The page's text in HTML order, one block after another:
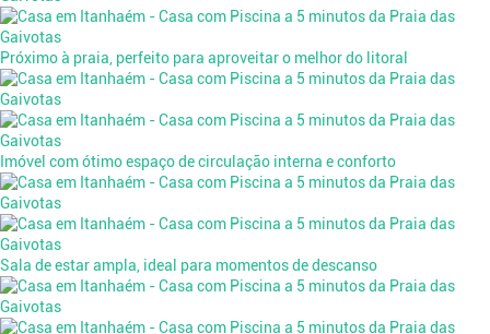
Próximo à praia, perfeito para aproveitar o melhor do litoral
Imóvel com ótimo espaço de circulação interna e conforto
Sala de estar ampla, ideal para momentos de descanso